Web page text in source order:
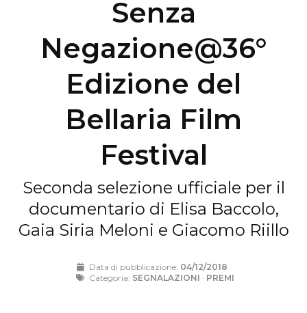
Senza
Negazione@36°
Edizione del
Bellaria Film
Festival
Seconda selezione ufficiale per il
documentario di Elisa Baccolo,
Gaia Siria Meloni e Giacomo Riillo
Data di pubblicazione: 04/12/2018
Categoria: SEGNALAZIONI · PREMI